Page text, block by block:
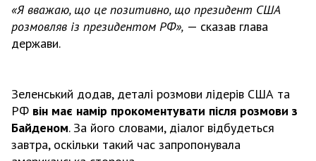
«Я вважаю, що це позитивно, що президент США
розмовляв із президентом РФ», — сказав глава
держави.
Зеленський додав, деталі розмови лідерів США та
РФ він має намір прокоментувати після розмови з
Байденом. За його словами, діалог відбудеться
завтра, оскільки такий час запропонувала